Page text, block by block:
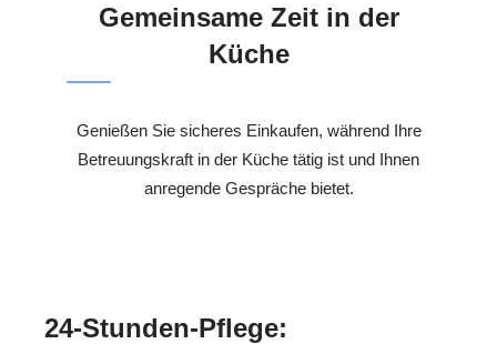
Gemeinsame Zeit in der
Küche
Genießen Sie sicheres Einkaufen, während Ihre
Betreuungskraft in der Küche tätig ist und Ihnen
anregende Gespräche bietet.
24-Stunden-Pflege: